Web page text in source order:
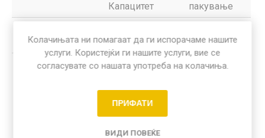
Капацитет
пакување
Капацитет
пакување
Колачињата ни помагаат да ги испорачаме нашите
услуги. Користејќи ги нашите услуги, вие се
согласувате со нашата употреба на колачиња.
ПРИФАТИ
ВИДИ ПОВЕЌЕ